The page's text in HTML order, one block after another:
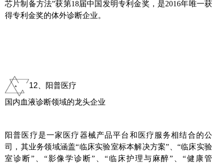
芯片制备方法”获第18届中国发明专利金奖，是2016年唯一获
得专利金奖的体外诊断企业。
12、阳普医疗
国内血液诊断领域的龙头企业
阳普医疗是一家医疗器械产品平台和医疗服务相结合的公
司，其业务领域涵盖“临床实验室标本解决方案”、“临床实验
室诊断”、“影像学诊断”、“临床护理与麻醉”、“健康管